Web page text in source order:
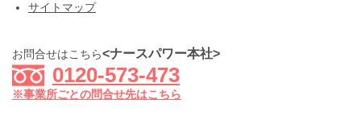
サイトマップ
お問合せはこちら<ナースパワー本社>
0120-573-473
※事業所ごとの問合せ先はこちら